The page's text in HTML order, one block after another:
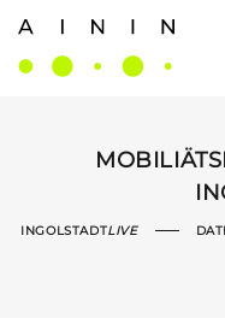
Skip
content
INGOLSTADTLIVE